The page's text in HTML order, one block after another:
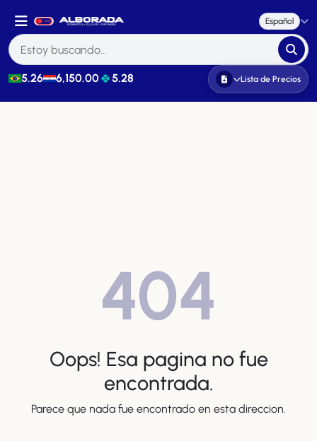
Español
5.26 6,150.00 5.28 Lista de Precios
404
Oops! Esa pagina no fue
encontrada.
Parece que nada fue encontrado en esta direccion.